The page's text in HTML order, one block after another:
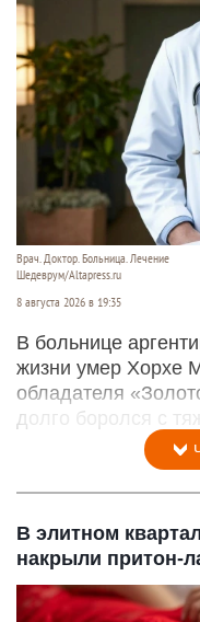
Врач. Доктор. Больница. Лечение
Шедеврум/Altapress.ru
8 августа 2026 в 19:35
В больнице
жизни умер Хорхе
обладателя
долго боролся с
В элитном
накрыли притон-